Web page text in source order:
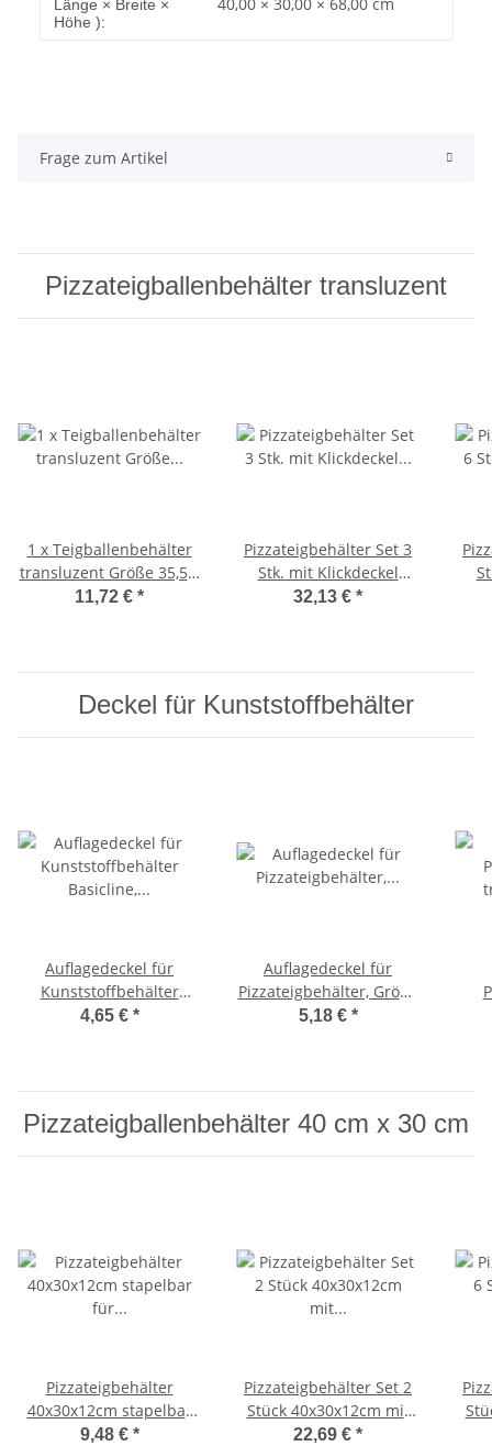
Länge × Breite ×
Höhe ):
Frage zum Artikel
Pizzateigballenbehälter transluzent
1 x Teigballenbehälter
transluzent Größe 35,5 x
27,5 x 8,5 cm + 1 x
11,72 € *
Pizzateigbehälter Set 3
Stk. mit Klickdeckel
transparent stapelbar
32,13 € *
Deckel für Kunststoffbehälter
Auflagedeckel für
Kunststoffbehälter
Basicline, Größe
4,65 € *
Auflagedeckel für
Pizzateigbehälter, Größe
60x40cm
5,18 € *
Pizzateigballenbehälter 40 cm x 30 cm
Pizzateigbehälter
40x30x12cm stapelbar
für Pizzeria und Hobby
9,48 € *
Pizzateigbehälter Set 2
Stück 40x30x12cm mit
Auflagedeckel stapelbar
22,69 € *